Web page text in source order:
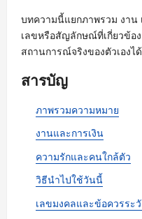
บทความนี้แยกภาพรวม งาน
เลขหรือสัญลักษณ์ที่เกี่ยวข้อ
สถานการณ์จริงของตัวเองไ
สารบัญ
ภาพรวมความหมาย
งานและการเงิน
ความรักและคนใกล้ตัว
วิธีนำไปใช้วันนี้
เลขมงคลและข้อควรระวั